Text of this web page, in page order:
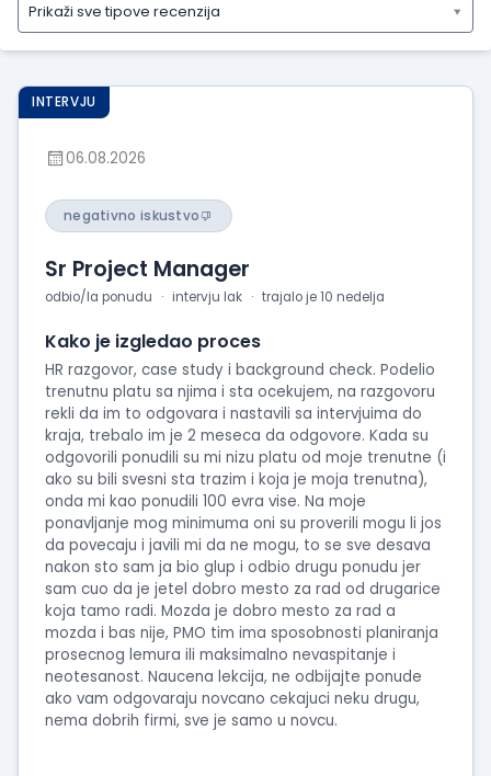
Prikaži sve tipove recenzija
Prikaži
sve
tipove
recenzija
iskustva
radu
utiske
INTERVJU
06.08.2026
negativno iskustvo
Sr Project Manager
odbio/la ponudu intervju lak trajalo je 10 nedelja
Kako je izgledao proces
HR razgovor, case study i background check. Podelio
trenutnu platu sa njima i sta ocekujem, na razgovoru
rekli da im to odgovara i nastavili sa intervjuima do
kraja, trebalo im je 2 meseca da odgovore. Kada su
odgovorili ponudili su mi nizu platu od moje trenutne (i
ako su bili svesni sta trazim i koja je moja trenutna),
onda mi kao ponudili 100 evra vise. Na moje
ponavljanje mog minimuma oni su proverili mogu li jos
da povecaju i javili mi da ne mogu, to se sve desava
nakon sto sam ja bio glup i odbio drugu ponudu jer
sam cuo da je jetel dobro mesto za rad od drugarice
koja tamo radi. Mozda je dobro mesto za rad a
mozda i bas nije, PMO tim ima sposobnosti planiranja
prosecnog lemura ili maksimalno nevaspitanje i
neotesanost. Naucena lekcija, ne odbijajte ponude
ako vam odgovaraju novcano cekajuci neku drugu,
nema dobrih firmi, sve je samo u novcu.